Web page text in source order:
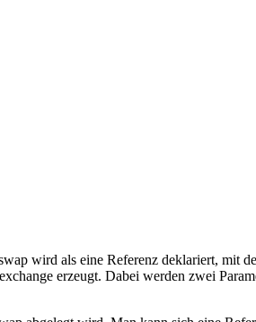
wird als eine Referenz deklariert, mit
erzeugt. Dabei werden zwei